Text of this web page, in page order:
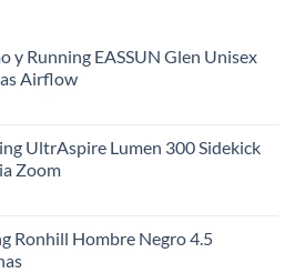
y Running EASSUN Glen Unisex
Airflow
UltrAspire Lumen 300 Sidekick
Zoom
Ronhill Hombre Negro 4.5